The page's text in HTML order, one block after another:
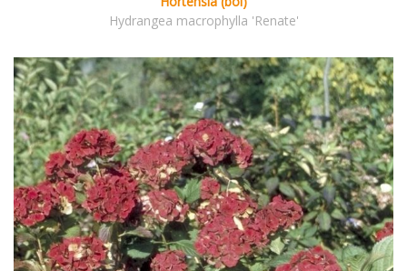
Hydrangea macrophylla 'Renate'